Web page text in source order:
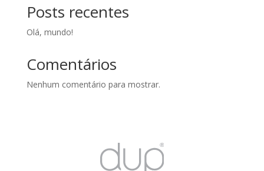
Posts recentes
Olá, mundo!
Comentários
Nenhum comentário para mostrar.